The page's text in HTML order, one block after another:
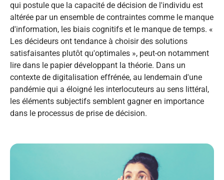
qui postule que la capacité de décision de l'individu est
altérée par un ensemble de contraintes comme le manque
d'information, les biais cognitifs et le manque de temps. «
Les décideurs ont tendance à choisir des solutions
satisfaisantes plutôt qu'optimales », peut-on notamment
lire dans le papier développant la théorie.​ Dans un
contexte de digitalisation effrénée, au lendemain d'une
pandémie qui a éloigné les interlocuteurs au sens littéral,
les éléments subjectifs semblent gagner en importance
dans le processus de prise de décision.